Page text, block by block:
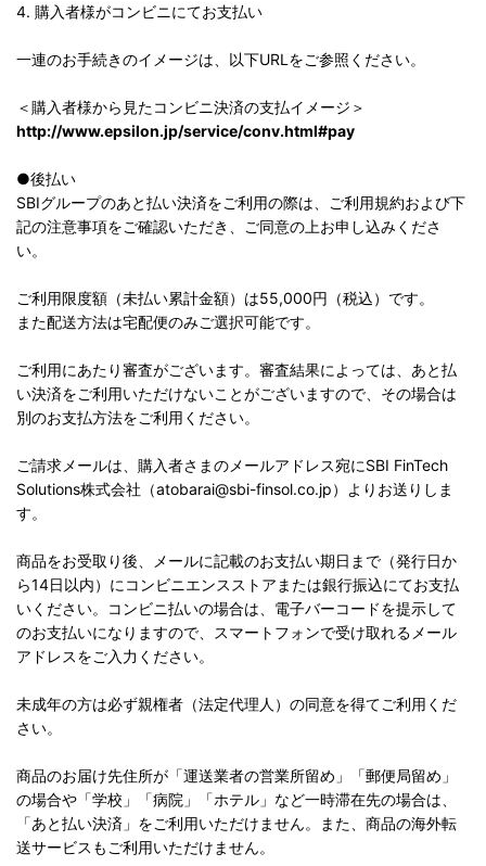
4. 購入者様がコンビニにてお支払い
一連のお手続きのイメージは、以下URLをご参照ください。
＜購入者様から見たコンビニ決済の支払イメージ＞
http://www.epsilon.jp/service/conv.html#pay
●後払い
SBIグループのあと払い決済をご利用の際は、ご利用規約および下
記の注意事項をご確認いただき、ご同意の上お申し込みくださ
い。
ご利用限度額（未払い累計金額）は55,000円（税込）です。
また配送方法は宅配便のみご選択可能です。
ご利用にあたり審査がございます。審査結果によっては、あと払
い決済をご利用いただけないことがございますので、その場合は
別のお支払方法をご利用ください。
ご請求メールは、購入者さまのメールアドレス宛にSBI FinTech
Solutions株式会社（atobarai@sbi-finsol.co.jp）よりお送りしま
す。
商品をお受取り後、メールに記載のお支払い期日まで（発行日か
ら14日以内）にコンビニエンスストアまたは銀行振込にてお支払
いください。コンビニ払いの場合は、電子バーコードを提示して
のお支払いになりますので、スマートフォンで受け取れるメール
アドレスをご入力ください。
未成年の方は必ず親権者（法定代理人）の同意を得てご利用くだ
さい。
商品のお届け先住所が「運送業者の営業所留め」「郵便局留め」
の場合や「学校」「病院」「ホテル」など一時滞在先の場合は、
「あと払い決済」をご利用いただけません。また、商品の海外転
送サービスもご利用いただけません。